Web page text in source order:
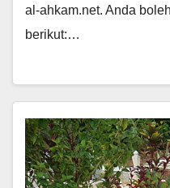
al-ahkam.net. Anda
berikut:…